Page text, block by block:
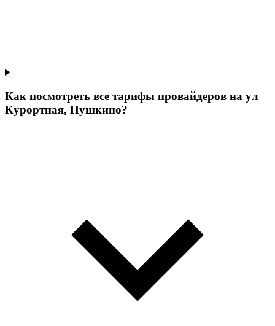
Как посмотреть все тарифы провайдеров на ул
Курортная, Пушкино?